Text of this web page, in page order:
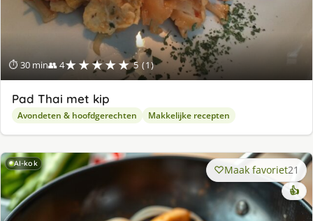
⏱ 30 min👥 4★★★★★ 5 (1)
Pad Thai met kip
Avondeten & hoofdgerechten Makkelijke recepten
AI-kok Maak favoriet21
👍